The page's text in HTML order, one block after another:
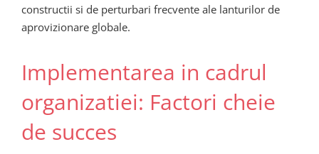
constructii si de perturbari frecvente ale lanturilor de
aprovizionare globale.
Implementarea in cadrul
organizatiei: Factori cheie
de succes